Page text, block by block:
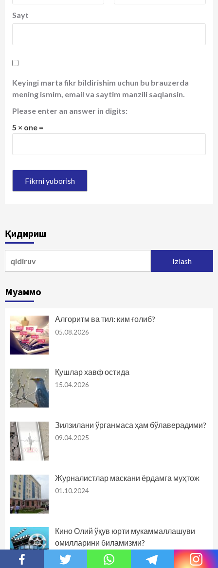
Sayt
Keyingi marta fikr bildirishim uchun bu brauzerda
mening ismim, email va saytim manzili saqlansin.
Please enter an answer in digits:
5 × one =
Қидириш
Муаммо
Алгоритм ва тил: ким ғолиб?
05.08.2026
Қушлар хавф остида
15.04.2026
Зилзилани ўрганмаса ҳам бўлаверадими?
09.04.2025
Журналистлар маскани ёрдамга муҳтож
01.10.2024
Кино Олий ўқув юрти мукаммаллашуви
омилларини биламизми?
05.09.2024